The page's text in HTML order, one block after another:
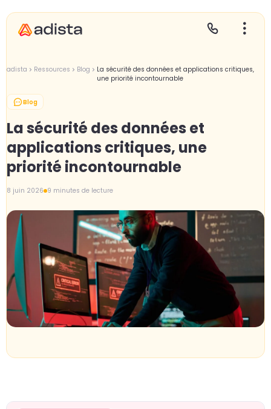
adista Ressources Blog
La sécurité des données et applications critiques,
une priorité incontournable
Blog
La sécurité des données et
applications critiques, une
priorité incontournable
8 juin 2026 9 minutes de lecture